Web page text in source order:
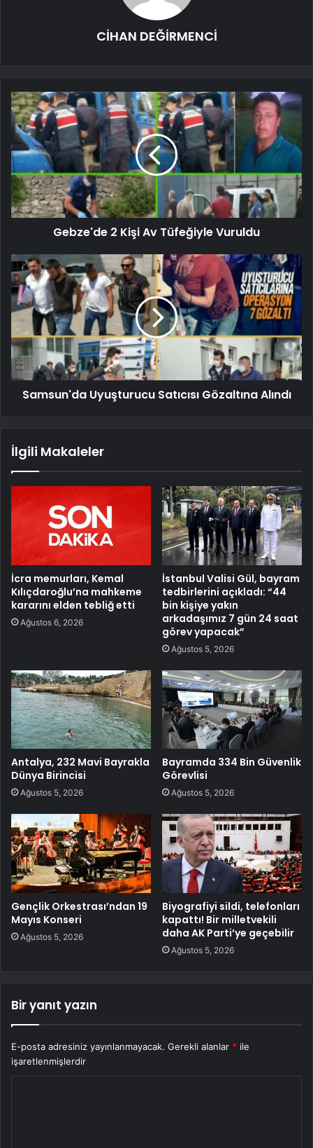
CİHAN DEĞİRMENCİ
Gebze'de 2 Kişi Av Tüfeğiyle Vuruldu
Samsun'da Uyuşturucu Satıcısı Gözaltına Alındı
İlgili Makaleler
İcra memurları, Kemal
Kılıçdaroğlu’na mahkeme
kararını elden tebliğ etti
Ağustos 6, 2026
İstanbul Valisi Gül, bayram
tedbirlerini açıkladı: “44
bin kişiye yakın
arkadaşımız 7 gün 24 saat
görev yapacak”
Ağustos 5, 2026
Antalya, 232 Mavi Bayrakla
Dünya Birincisi
Ağustos 5, 2026
Bayramda 334 Bin Güvenlik
Görevlisi
Ağustos 5, 2026
Gençlik Orkestrası’ndan 19
Mayıs Konseri
Ağustos 5, 2026
Biyografiyi sildi, telefonları
kapattı! Bir milletvekili
daha AK Parti’ye geçebilir
Ağustos 5, 2026
Bir yanıt yazın
E-posta adresiniz yayınlanmayacak. Gerekli alanlar * ile
işaretlenmişlerdir